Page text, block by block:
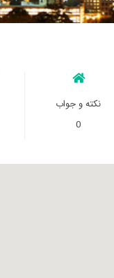
نکته و جواب
0